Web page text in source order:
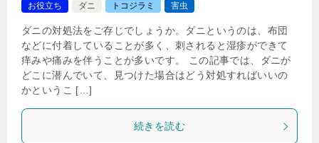
お役立ち
ダニ トコジラミ 害虫
ダニの対処法をご存じでしょうか。ダニというのは、布団
などに付着していることが多く、刺されると湿疹ができて
痒みや痛みを伴うことが多いです。 この記事では、ダニが
どこに潜んでいて、見つけた場合はどう対処すればいいの
かというこ […]
続きを読む